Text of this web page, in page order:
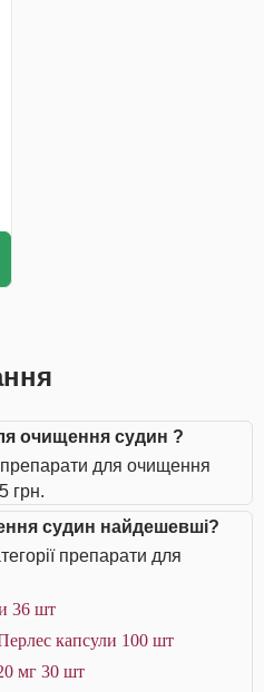
очищення судин ?
препарати для очищення
грн.
судин найдешевші?
препарати для
36 шт
капсули 100 шт
мг 30 шт